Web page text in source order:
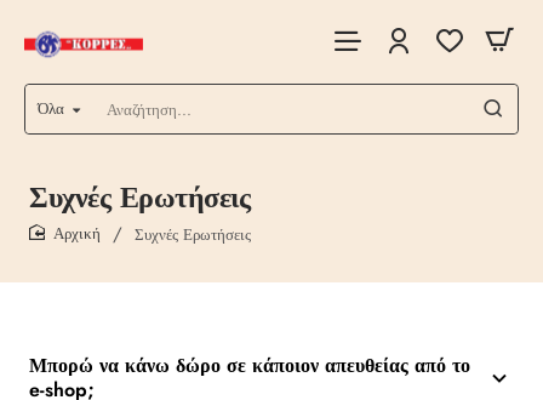
Όλα
Αναζήτηση...
Συχνές Ερωτήσεις
Συχνές Ερωτήσεις
Μπορώ να κάνω δώρο σε κάποιον απευθείας από το
e-shop;